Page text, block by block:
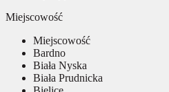
Miejscowość
Miejscowość
Bardno
Biała Nyska
Biała Prudnicka